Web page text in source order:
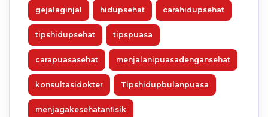
gejalaginjal hidupsehat carahidupsehat
tipshidupsehat tipspuasa
carapuasasehat menjalanipuasadengansehat
konsultasidokter Tipshidupbulanpuasa
menjagakesehatanfisik